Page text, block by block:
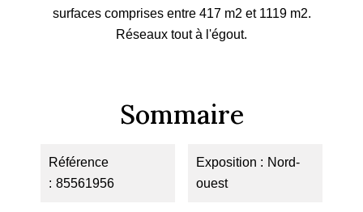
surfaces comprises entre 417 m2 et 1119 m2.
Réseaux tout à l'égout.
Sommaire
Référence
85561956
Exposition
Nord-
ouest